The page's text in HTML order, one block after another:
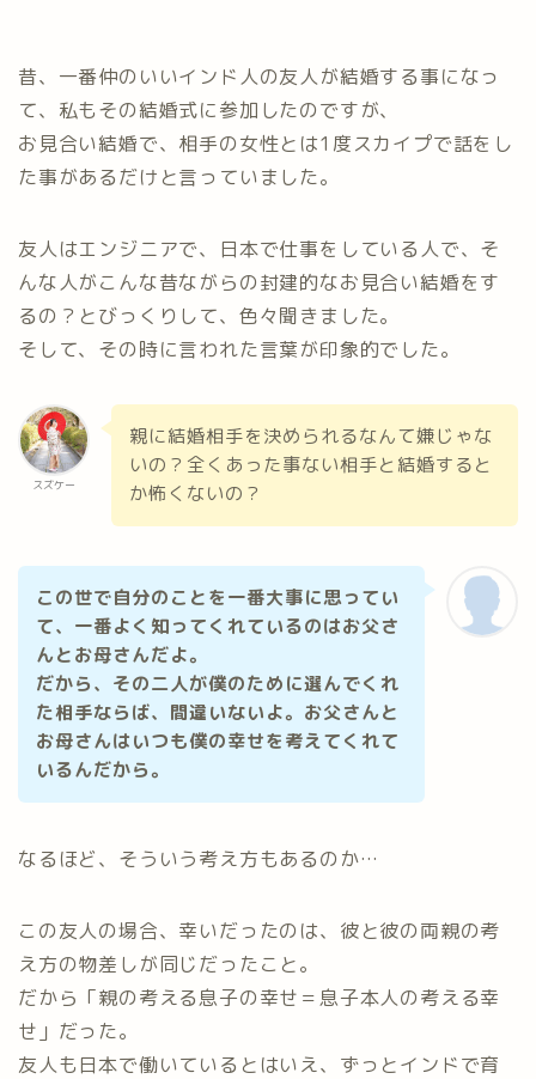
昔、一番仲のいいインド人の友人が結婚する事になっ
て、私もその結婚式に参加したのですが、
お見合い結婚で、相手の女性とは1度スカイプで話をし
た事があるだけと言っていました。
友人はエンジニアで、日本で仕事をしている人で、そ
んな人がこんな昔ながらの封建的なお見合い結婚をす
るの？とびっくりして、色々聞きました。
そして、その時に言われた言葉が印象的でした。
スズケー
親に結婚相手を決められるなんて嫌じゃな
いの？全くあった事ない相手と結婚すると
か怖くないの？
この世で自分のことを一番大事に思ってい
て、一番よく知ってくれているのはお父さ
んとお母さんだよ。
だから、その二人が僕のために選んでくれ
た相手ならば、間違いないよ。お父さんと
お母さんはいつも僕の幸せを考えてくれて
いるんだから。
なるほど、そういう考え方もあるのか…
この友人の場合、幸いだったのは、彼と彼の両親の考
え方の物差しが同じだったこと。
だから「親の考える息子の幸せ＝息子本人の考える幸
せ」だった。
友人も日本で働いているとはいえ、ずっとインドで育